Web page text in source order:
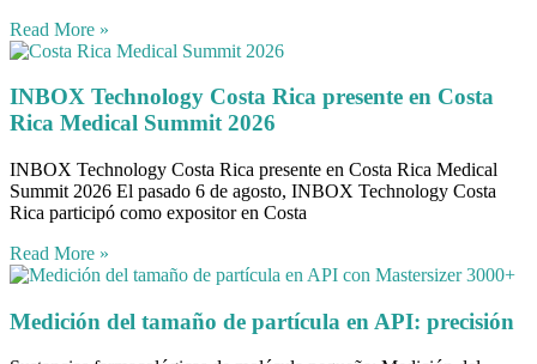
Read More »
INBOX Technology Costa Rica presente en Costa
Rica Medical Summit 2026
INBOX Technology Costa Rica presente en Costa Rica Medical
Summit 2026 El pasado 6 de agosto, INBOX Technology Costa
Rica participó como expositor en Costa
Read More »
Medición del tamaño de partícula en API: precisión